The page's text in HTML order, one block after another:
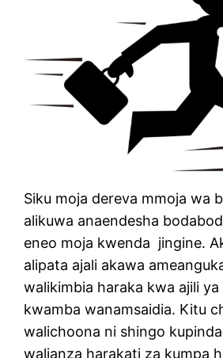
Siku moja dereva mmoja wa
alikuwa anaendesha
eneo moja kwenda jingine.
alipata ajali akawa
walikimbia haraka kwa ajili
kwamba wanamsaidia. Kitu
walichoona ni shingo
walianza harakati za kumpa